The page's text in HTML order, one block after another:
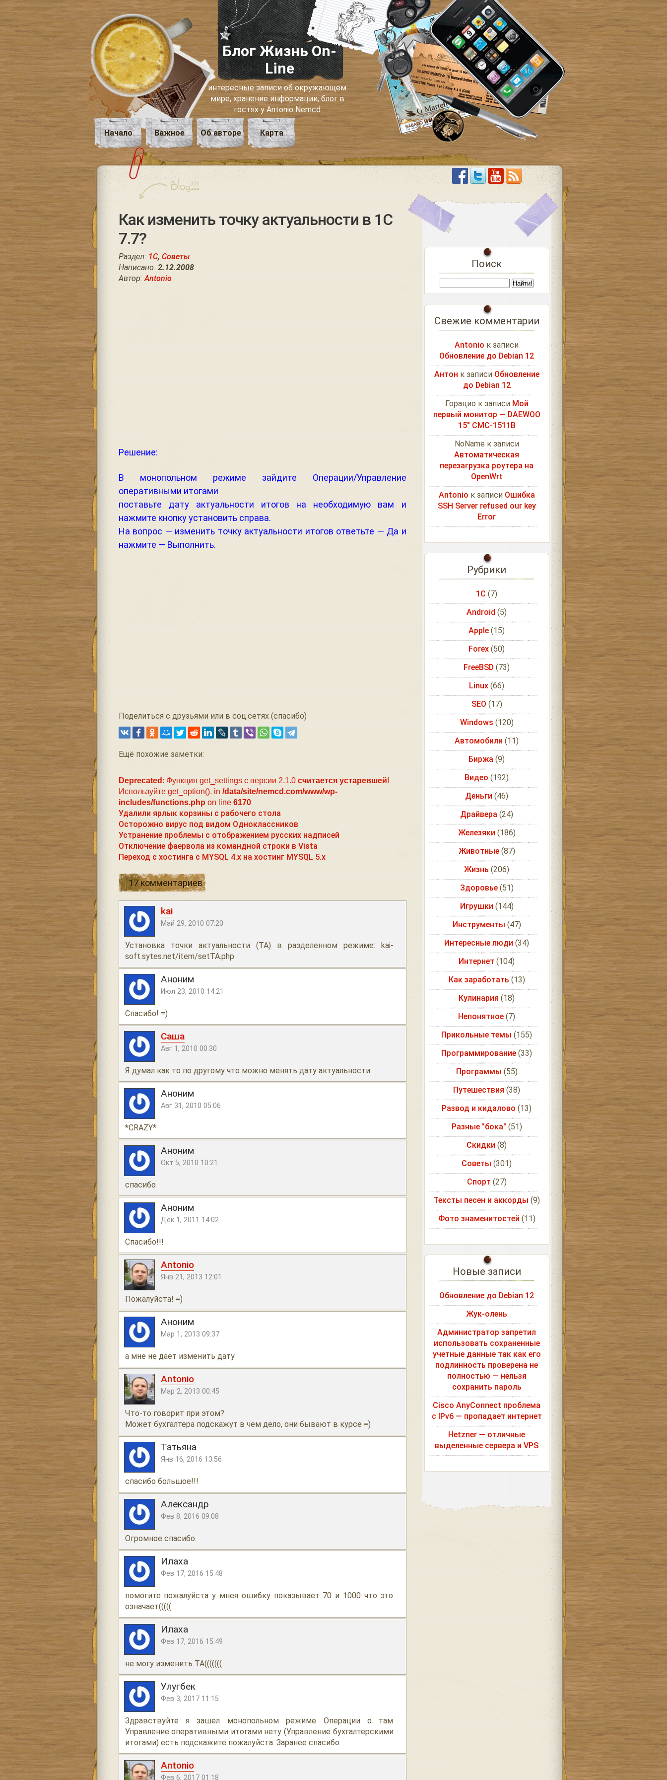
Блог Жизнь On-
Line
интересные записи об окружающем
мире, хранение информации, блог в
гостях у Antonio Nemcd
Начало Важное Об авторе Карта
Как изменить точку актуальности в 1С
7.7?
Раздел: 1С, Советы
Написано: 2.12.2008
Автор:Antonio
Решение:
В монопольном режиме зайдите Операции/Управление
оперативными итогами
поставьте дату актуальности итогов на необходимую вам и
нажмите кнопку установить справа.
На вопрос — изменить точку актуальности итогов ответьте — Да и
нажмите — Выполнить.
Поделиться с друзьями или в соц.сетях (спасибо)
Ещё похожие заметки:
Deprecated : Функция get_settings с версии 2.1.0 считается устаревшей!
Используйте get_option(). in /data/site/nemcd.com/www/wp-
includes/functions.php on line 6170
Удалили ярлык корзины с рабочего стола
Осторожно вирус под видом Одноклассников
Устранение проблемы с отображением русских надписей
Отключение фаервола из командной строки в Vista
Переход с хостинга c MYSQL 4.x на хостинг MYSQL 5.x
17 комментариев
kai
Май 29, 2010 07:20
Установка точки актуальности (ТА) в разделенном режиме: kai-
soft.sytes.net/item/setTA.php
Аноним
Июл 23, 2010 14:21
Спасибо! =)
Саша
Авг 1, 2010 00:30
Я думал как то по другому что можно менять дату актуальности
Аноним
Авг 31, 2010 05:06
*CRAZY*
Аноним
Окт 5, 2010 10:21
спасибо
Аноним
Дек 1, 2011 14:02
Спасибо!!!
Antonio
Янв 21, 2013 12:01
Пожалуйста! =)
Аноним
Мар 1, 2013 09:37
а мне не дает изменить дату
Antonio
Мар 2, 2013 00:45
Что-то говорит при этом?
Может бухгалтера подскажут в чем дело, они бывают в курсе =)
Татьяна
Янв 16, 2016 13:56
спасибо большое!!!
Александр
Фев 8, 2016 09:08
Огромное спасибо.
Илаха
Фев 17, 2016 15:48
помогите пожалуйста у мнея ошибку показывает 70 и 1000 что это
означает(((((
Илаха
Фев 17, 2016 15:49
не могу изменить ТА(((((((
Улугбек
Фев 3, 2017 11:15
Здравствуйте я зашел монопольном режиме Операции о там
Управление оперативными итогами нету (Управление бухгалтерскими
итогами) есть подскажите пожалуйста. Заранее спасибо
Antonio
Фев 6, 2017 01:18
Поиск
Свежие комментарии
Antonio к записи
Обновление до Debian 12
Антон к записи Обновление
до Debian 12
Горацио к записи Мой
первый монитор — DAEWOO
15″ CMC-1511B
NoName к записи
Автоматическая
перезагрузка роутера на
OpenWrt
Antonio к записи Ошибка
SSH Server refused our key
Error
Рубрики
1С (7)
Android (5)
Apple (15)
Forex (50)
FreeBSD (73)
Linux (66)
SEO (17)
Windows (120)
Автомобили (11)
Биржа (9)
Видео (192)
Деньги (46)
Драйвера (24)
Железяки (186)
Животные(87)
Жизнь (206)
Здоровье(51)
Игрушки (144)
Инструменты (47)
Интересные люди (34)
Интернет (104)
Как заработать (13)
Кулинария (18)
Непонятное (7)
Прикольные темы (155)
Программирование (33)
Программы (55)
Путешествия (38)
Развод и кидалово (13)
Разные "бока" (51)
Скидки (8)
Советы (301)
Спорт (27)
Тексты песен и аккорды (9)
Фото знаменитостей (11)
Новые записи
Обновление до Debian 12
Жук-олень
Администратор запретил
использовать сохраненные
учетные данные так как его
подлинность проверена не
полностью — нельзя
сохранить пароль
Cisco AnyConnect проблема
с IPv6 — пропадает интернет
Hetzner — отличные
выделенные сервера и VPS